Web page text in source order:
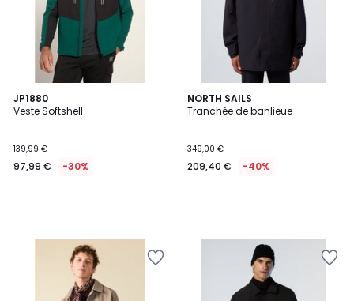
JP1880
Veste Softshell
139,99 €
97,99 € -30%
NORTH SAILS
Tranchée de banlieue
349,00 €
209,40 € -40%